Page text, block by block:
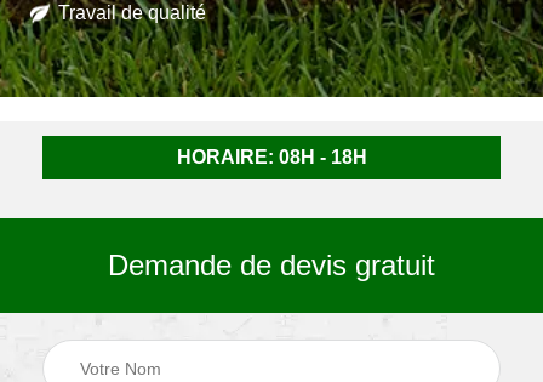
Travail de qualité
HORAIRE: 08H - 18H
Demande de devis gratuit